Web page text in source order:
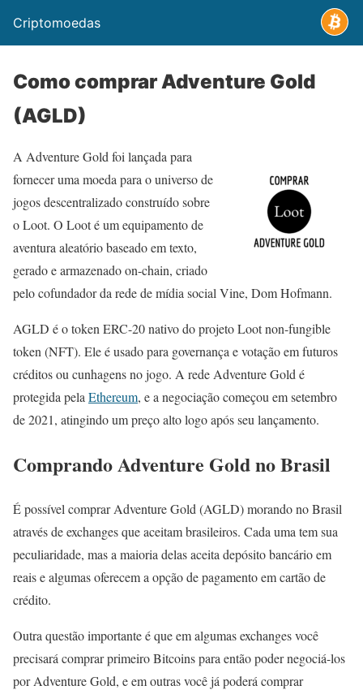
Criptomoedas
Como comprar Adventure Gold
(AGLD)
A Adventure Gold foi lançada para
fornecer uma moeda para o universo de
jogos descentralizado construído sobre
o Loot. O Loot é um equipamento de
aventura aleatório baseado em texto,
gerado e armazenado on-chain, criado
pelo cofundador da rede de mídia social Vine, Dom Hofmann.
AGLD é o token ERC-20 nativo do projeto Loot non-fungible
token (NFT). Ele é usado para governança e votação em futuros
créditos ou cunhagens no jogo. A rede Adventure Gold é
protegida pela Ethereum, e a negociação começou em setembro
de 2021, atingindo um preço alto logo após seu lançamento.
Comprando Adventure Gold no Brasil
É possível comprar Adventure Gold (AGLD) morando no Brasil
através de exchanges que aceitam brasileiros. Cada uma tem sua
peculiaridade, mas a maioria delas aceita depósito bancário em
reais e algumas oferecem a opção de pagamento em cartão de
crédito.
Outra questão importante é que em algumas exchanges você
precisará comprar primeiro Bitcoins para então poder negociá-los
por Adventure Gold, e em outras você já poderá comprar